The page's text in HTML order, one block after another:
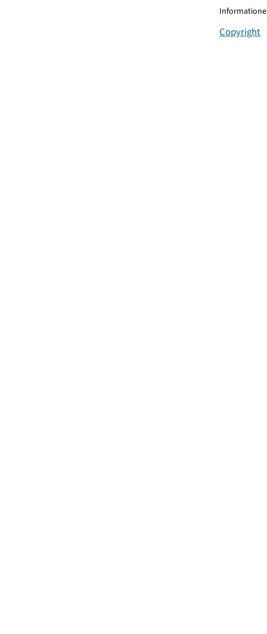
Copyright